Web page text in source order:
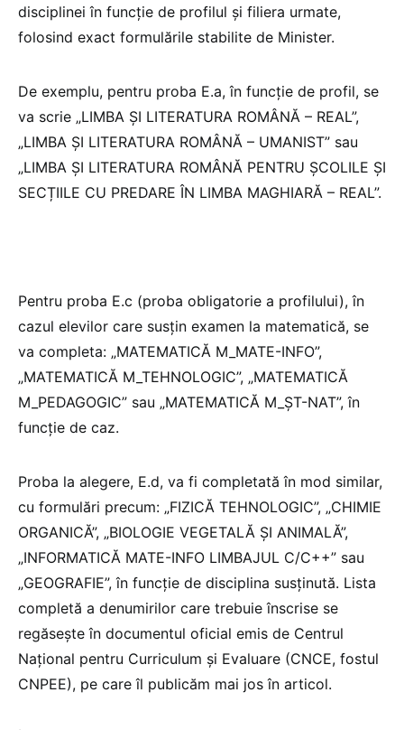
disciplinei în funcție de profilul și filiera urmate,
folosind exact formulările stabilite de Minister.
De exemplu, pentru proba E.a, în funcție de profil, se
va scrie „LIMBA ȘI LITERATURA ROMÂNĂ – REAL”,
„LIMBA ȘI LITERATURA ROMÂNĂ – UMANIST” sau
„LIMBA ȘI LITERATURA ROMÂNĂ PENTRU ȘCOLILE ȘI
SECȚIILE CU PREDARE ÎN LIMBA MAGHIARĂ – REAL”.
Pentru proba E.c (proba obligatorie a profilului), în
cazul elevilor care susțin examen la matematică, se
va completa: „MATEMATICĂ M_MATE-INFO”,
„MATEMATICĂ M_TEHNOLOGIC”, „MATEMATICĂ
M_PEDAGOGIC” sau „MATEMATICĂ M_ȘT-NAT”, în
funcție de caz.
Proba la alegere, E.d, va fi completată în mod similar,
cu formulări precum: „FIZICĂ TEHNOLOGIC”, „CHIMIE
ORGANICĂ”, „BIOLOGIE VEGETALĂ ȘI ANIMALĂ”,
„INFORMATICĂ MATE-INFO LIMBAJUL C/C++” sau
„GEOGRAFIE”, în funcție de disciplina susținută. Lista
completă a denumirilor care trebuie înscrise se
regăsește în documentul oficial emis de Centrul
Național pentru Curriculum și Evaluare (CNCE, fostul
CNPEE), pe care îl publicăm mai jos în articol.